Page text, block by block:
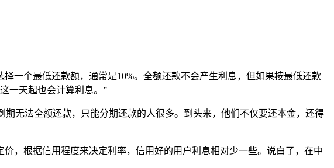
一个最低还款额，通常是10%。全额还款不会产生利息，但如果按最低还款
一天起也会计算利息。”
无法全额还款，只能分期还款的人很多。到头来，他们不仅要还本金，还得
，根据信用程度来决定利率，信用好的用户利息相对少一些。说白了，在中